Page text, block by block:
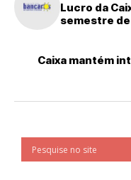
Lucro da
semestre de
Caixa mantém